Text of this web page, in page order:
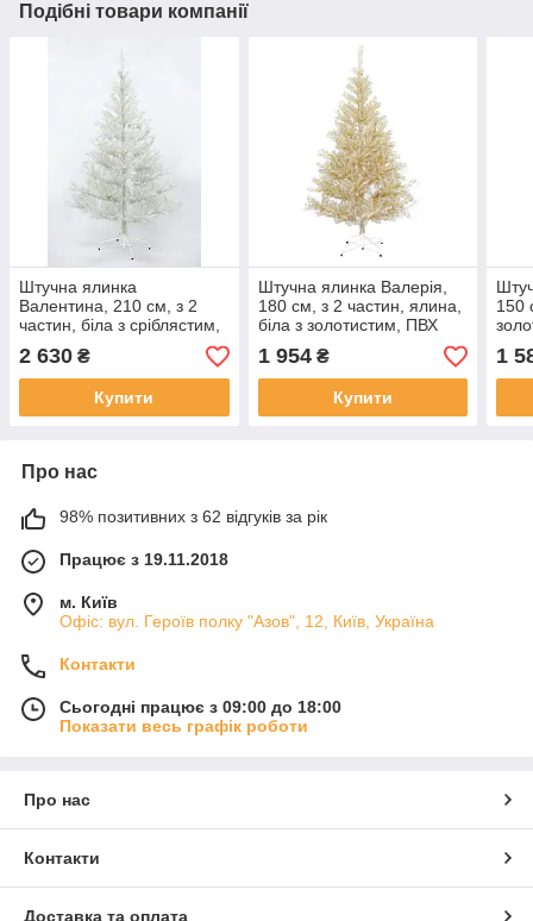
Подібні товари компанії
Штучна ялинка
Валентина, 210 см, з 2
частин, біла з сріблястим,
2 630 ₴
Купити
Штучна ялинка Валерія,
180 см, з 2 частин, ялина,
біла з золотистим, ПВХ
1 954₴
Купити
150
1
Про нас
98% позитивних з 62 відгуків за рік
Працює з 19.11.2018
м. Київ
Офіс: вул. Героїв полку "Азов", 12, Київ, Україна
Контакти
Сьогодні працює з 09:00 до 18:00
Показати весь графік роботи
Про нас
Контакти
Доставка та оплата